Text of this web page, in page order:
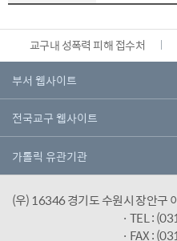
교구내 성폭력 피해 접수처
(우) 16346 경기도 수원시 장안구
· TEL :
· FAX :